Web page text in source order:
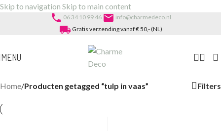
Skip to navigation Skip to main content
phone 06 34 10 99 46 email info@charmedeco.nl
local_shipping Gratis verzending vanaf € 50,- (NL)
MENU
Home/Producten getagged “tulp in vaas” Filters